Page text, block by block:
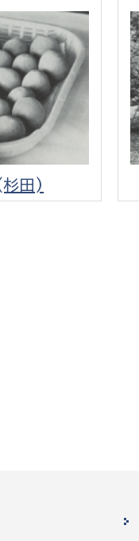
務局
務局
田)